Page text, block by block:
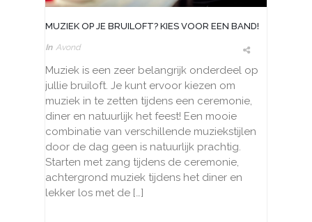
MUZIEK OP JE BRUILOFT? KIES VOOR EEN BAND!
In Avond
Muziek is een zeer belangrijk onderdeel op
jullie bruiloft. Je kunt ervoor kiezen om
muziek in te zetten tijdens een ceremonie,
diner en natuurlijk het feest! Een mooie
combinatie van verschillende muziekstijlen
door de dag geen is natuurlijk prachtig.
Starten met zang tijdens de ceremonie,
achtergrond muziek tijdens het diner en
lekker los met de […]